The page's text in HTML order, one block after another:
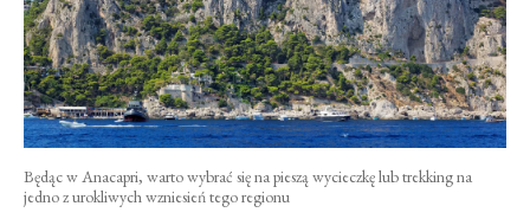
Będąc w Anacapri, warto wybrać się na pieszą wycieczkę lub trekking na
jedno z urokliwych wzniesień tego regionu